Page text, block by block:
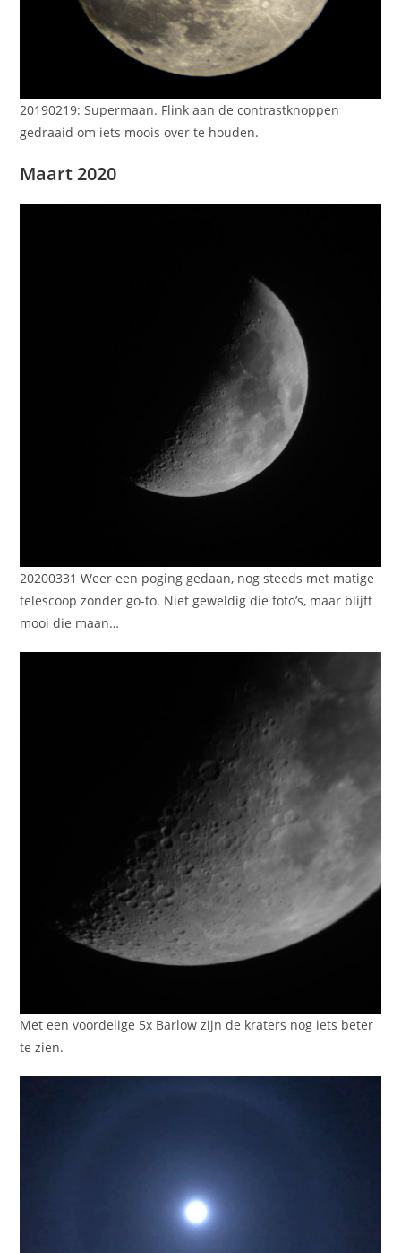
20190219: Supermaan. Flink aan de contrastknoppen
gedraaid om iets moois over te houden.
Maart 2020
20200331 Weer een poging gedaan, nog steeds met matige
telescoop zonder go-to. Niet geweldig die foto’s, maar blijft
mooi die maan…
Met een voordelige 5x Barlow zijn de kraters nog iets beter
te zien.